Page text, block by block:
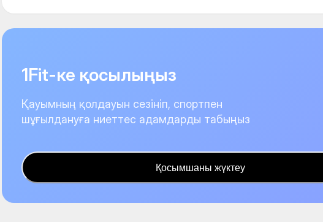
1Fit-ке қосылыңыз
Қауымның қолдауын сезініп, спортпен
шұғылдануға ниеттес адамдарды табыңыз
Қосымшаны жүктеу